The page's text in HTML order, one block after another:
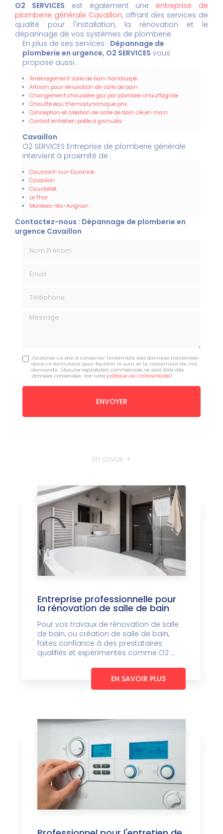
O2 SERVICES est également une entreprise de
plomberie générale Cavaillon, offrant des services de
qualité pour l'installation, la rénovation et le
dépannage de vos systèmes de plomberie.
En plus de ses services : Dépannage de
plomberie en urgence, O2 SERVICES vous
propose aussi :
Aménagement salle de bain handicapé
Artisan pour rénovation de salle de bain
Changement chaudière gaz par plombier chauffagiste
Chauffe eau thermodynamique prix
Conception et création de salle de bain clé en main
Contrat entretien poêle à granulés
Cavaillon
O2 SERVICES Entreprise de plomberie générale
intervient à proximité de :
Caumont-sur-Durance
Cavaillon
Coustellet
Le Thor
Morières-lès-Avignon
Contactez-nous : Dépannage de plomberie en
urgence Cavaillon
Message
J'autorise ce site à conserver l'ensemble des données transmises
dans ce formulaire pour faciliter le suivi et le traitement de ma
demande. (Aucune exploitation commerciale ne sera faite des
données conservées. Voir notre politique de confidentialité)
En savoir +
Entreprise professionnelle pour
la rénovation de salle de bain
Pour vos travaux de rénovation de salle
de bain, ou création de salle de bain,
faites confiance à des prestataires
qualifiés et expérimentés comme O2 ...
EN SAVOIR PLUS